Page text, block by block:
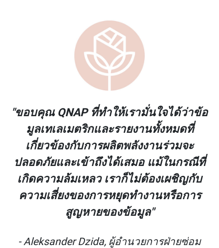
"ขอบคุณ QNAP ที่ทำให้เรามั่นใจได้ว่าข้อ
มูลเทเลเมตริกและรายงานทั้งหมดที่
เกี่ยวข้องกับการผลิตพลังงานร่วมจะ
ปลอดภัยและเข้าถึงได้เสมอ แม้ในกรณีที่
เกิดความล้มเหลว เราก็ไม่ต้องเผชิญกับ
ความเสี่ยงของการหยุดทำงานหรือการ
สูญหายของข้อมูล"
- Aleksander Dzida, ผู้อำนวยการฝ่ายซ่อม